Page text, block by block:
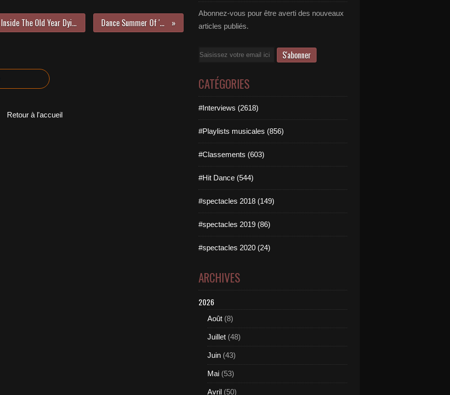
PJ Harvey est de retour avec « I Inside The Old Year Dying » ! Dance Summer Of '94 !
Retour à l'accueil
Abonnez-vous pour être averti des nouveaux
articles publiés.
Email
CATÉGORIES
#Interviews (2618)
#Playlists musicales (856)
#Classements (603)
#Hit Dance (544)
#spectacles 2018 (149)
#spectacles 2019 (86)
#spectacles 2020 (24)
ARCHIVES
2026
Août (8)
Juillet (48)
Juin (43)
Mai (53)
Avril (50)